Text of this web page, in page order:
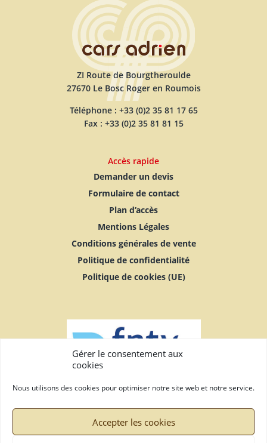
Gérer le consentement aux
cookies
Nous utilisons des cookies pour optimiser notre site web et notre service.
Accepter les cookies
ZI Route de Bourgtheroulde
27670 Le Bosc Roger en Roumois
Téléphone : +33 (0)2 35 81 17 65
Fax : +33 (0)2 35 81 81 15
Accès rapide
Demander un devis
Formulaire de contact
Plan d’accès
Mentions Légales
Conditions générales de vente
Politique de confidentialité
Politique de cookies (UE)